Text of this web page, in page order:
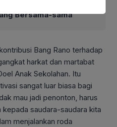
Bersama-sama
Bang Rano terhadap
harkat dan martabat
Anak Sekolahan. Itu
sangat luar biasa bagi
mau jadi penonton, harus
saudara-saudara kita
menjalankan roda